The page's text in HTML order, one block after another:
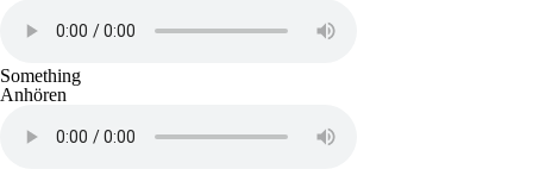
Something
Anhören